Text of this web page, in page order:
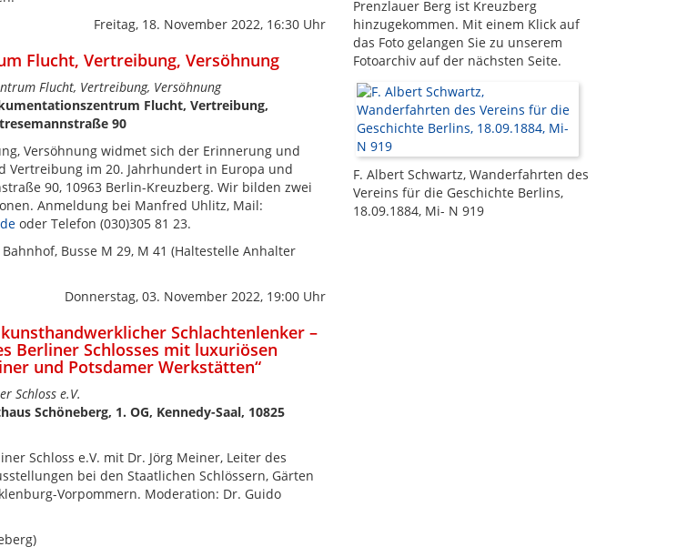
Freitag, 18. November 2022, 16:30 Uhr
Flucht, Vertreibung, Versöhnung
Flucht, Vertreibung, Versöhnung
Flucht, Vertreibung,
90
Versöhnung widmet sich der Erinnerung und
Vertreibung im 20. Jahrhundert in Europa und
90, 10963 Berlin-Kreuzberg. Wir bilden zwei
Anmeldung bei Manfred Uhlitz, Mail:
oder Telefon (030)305 81 23.
Busse M 29, M 41 (Haltestelle Anhalter
Donnerstag, 03. November 2022, 19:00 Uhr
Schlachtenlenker –
Berliner Schlosses mit luxuriösen
und Potsdamer Werkstätten“
Schloss e.V.
Schöneberg, 1. OG, Kennedy-Saal, 10825
Schloss e.V. mit Dr. Jörg Meiner, Leiter des
bei den Staatlichen Schlössern, Gärten
Vorpommern. Moderation: Dr. Guido
Prenzlauer Berg ist Kreuzberg
hinzugekommen. Mit einem Klick auf
das Foto gelangen Sie zu unserem
Fotoarchiv auf der nächsten Seite.
F. Albert Schwartz, Wanderfahrten des
Vereins für die Geschichte Berlins,
18.09.1884, Mi- N 919